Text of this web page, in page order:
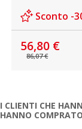
Sconto -
56,80 €
86,07 €
I CLIENTI CHE
HANNO